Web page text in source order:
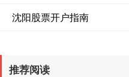
沈阳股票开户指南
推荐阅读